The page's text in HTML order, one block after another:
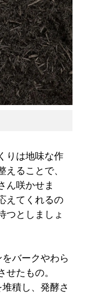
りは地味な作
ることで、
ん咲かせま
えてくれるの
つとしましょ
バークやわら
せたもの。
積し、発酵さ